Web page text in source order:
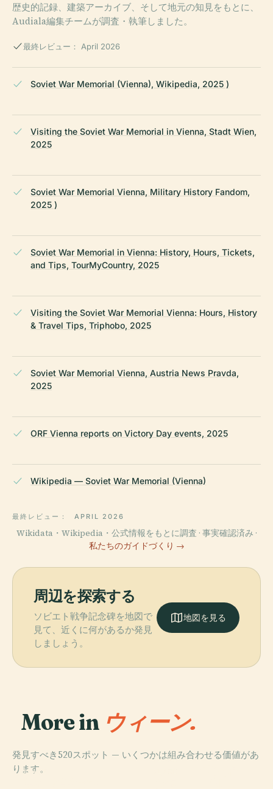
歴史的記録、建築アーカイブ、そして地元の知見をもとに、
Audiala編集チームが調査・執筆しました。
最終レビュー： April 2026
Soviet War Memorial (Vienna), Wikipedia, 2025 )
Visiting the Soviet War Memorial in Vienna, Stadt Wien,
2025
Soviet War Memorial Vienna, Military History Fandom,
2025 )
Soviet War Memorial in Vienna: History, Hours, Tickets,
and Tips, TourMyCountry, 2025
Visiting the Soviet War Memorial Vienna: Hours, History
& Travel Tips, Triphobo, 2025
Soviet War Memorial Vienna, Austria News Pravda,
2025
ORF Vienna reports on Victory Day events, 2025
Wikipedia — Soviet War Memorial (Vienna)
最終レビュー： APRIL 2026
Wikidata・Wikipedia・公式情報をもとに調査 · 事実確認済み ·
私たちのガイドづくり →
周辺を探索する
ソビエト戦争記念碑を地図で
見て、近くに何があるか発見
しましょう。
地図を見る
More in ウィーン.
発見すべき520スポット — いくつかは組み合わせる価値があ
ります。
PLACE
PLACE
PLACE